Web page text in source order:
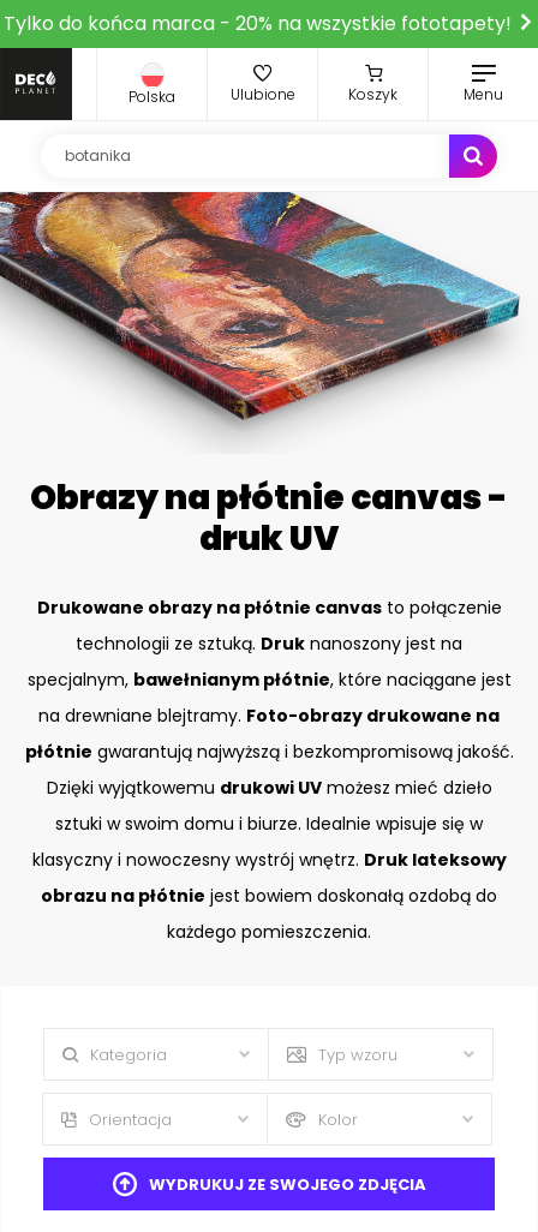
Tylko do końca marca - 20% na wszystkie fototapety!
Polska Ulubione Koszyk Menu
Obrazy na płótnie canvas -
druk UV
Drukowane obrazy na płótnie canvasto połączenie
technologii ze sztuką. Druk nanoszony jest na
specjalnym, bawełnianym płótnie, które naciągane jest
na drewniane blejtramy. Foto-obrazy drukowane na
płótnie gwarantują najwyższą i bezkompromisową jakość.
Dzięki wyjątkowemu drukowi UVmożesz mieć dzieło
sztuki w swoim domu i biurze. Idealnie wpisuje się w
klasyczny i nowoczesny wystrój wnętrz. Druk lateksowy
obrazu na płótnie jest bowiem doskonałą ozdobą do
każdego pomieszczenia.
Kategoria Typ wzoru
Orientacja Kolor
WYDRUKUJ ZE SWOJEGO ZDJĘCIA